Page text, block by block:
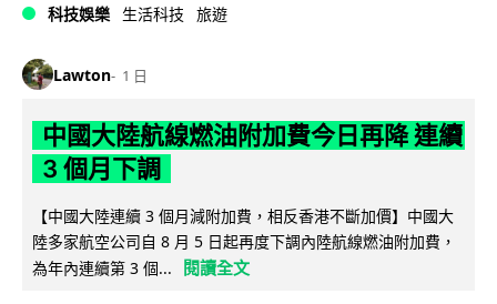
科技娛樂 生活科技 旅遊
Lawton 1 日
中國大陸航線燃油附加費今日再降 連續
3 個月下調
【中國大陸連續 3 個月減附加費，相反香港不斷加價】中國大
陸多家航空公司自 8 月 5 日起再度下調內陸航線燃油附加費，
為年內連續第 3 個...
閱讀全文